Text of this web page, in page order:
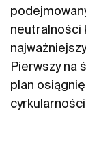
neutralności
Pierwszy na
plan